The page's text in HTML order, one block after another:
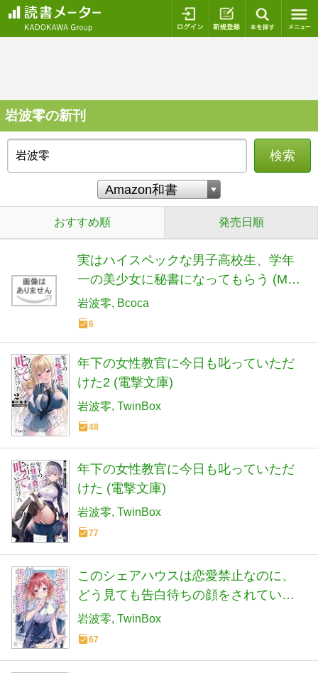
ログイン 新規登録
岩波零の新刊
検索
おすすめ順 発売日順
実はハイスペックな男子高校生、学年
一の美少女に秘書になってもらう (MF
文庫J)
岩波零 Bcoca
6
年下の女性教官に今日も叱っていただ
けた2 (電撃文庫)
岩波零 TwinBox
48
年下の女性教官に今日も叱っていただ
けた (電撃文庫)
岩波零 TwinBox
77
このシェアハウスは恋愛禁止なのに、
どう見ても告白待ちの顔をされていま
す (MF文庫J)
岩波零 TwinBox
67